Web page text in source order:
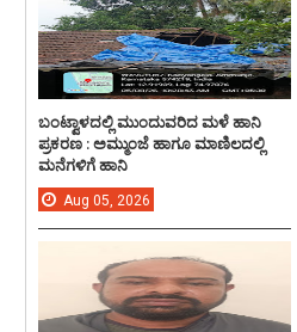
ಬಂಟ್ವಾಳದಲ್ಲಿ ಮುಂದುವರಿದ ಮಳೆ ಹಾನಿ
ಪ್ರಕರಣ : ಅಮ್ಮುಂಜೆ ಹಾಗೂ ಮಾಣಿಲದಲ್ಲಿ
ಮನೆಗಳಿಗೆ ಹಾನಿ
Aug 05, 2026